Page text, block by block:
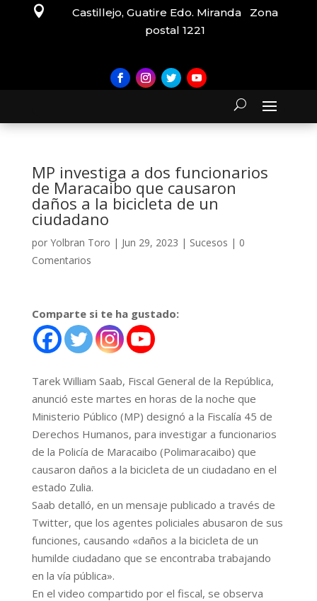

Castillejo, Guatire Edo. Miranda Zona
postal 1221
MP investiga a dos funcionarios
de Maracaibo que causaron
daños a la bicicleta de un
ciudadano
por Yolbran Toro | Jun 29, 2023 | Sucesos | 0
Comentarios
Comparte si te ha gustado:
Tarek William Saab, Fiscal General de la República,
anunció este martes en horas de la noche que
Ministerio Público (MP) designó a la Fiscalía 45 de
Derechos Humanos, para investigar a funcionarios
de la Policía de Maracaibo (Polimaracaibo) que
causaron daños a la bicicleta de un ciudadano en el
estado Zulia.
Saab detalló, en un mensaje publicado a través de
Twitter, que los agentes policiales abusaron de sus
funciones, causando «daños a la bicicleta de un
humilde ciudadano que se encontraba trabajando
en la vía pública».
En el video compartido por el fiscal, se observa